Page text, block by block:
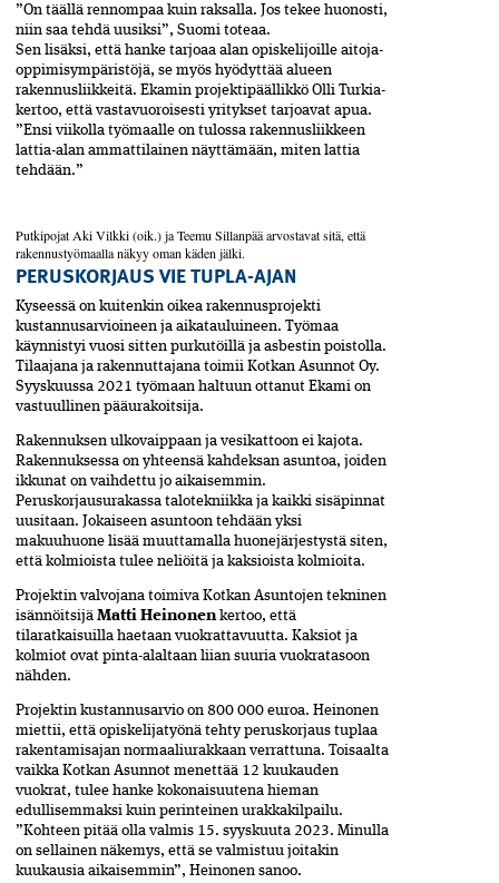
”On täällä rennompaa kuin raksalla. Jos tekee huonosti,
niin saa tehdä uusiksi”, Suomi toteaa.
Sen lisäksi, että hanke tarjoaa alan opiskelijoille­ aitoja­
oppimisympäristöjä, se myös hyödyttää ­alueen
rakennusliikkeitä. Ekamin projektipäällikkö Olli Turkia­­
kertoo, että vastavuoroisesti yritykset tarjoavat apua.
”Ensi viikolla työmaalle on tulossa rakennusliikkeen
lattia-alan ammattilainen näyttämään, miten lattia
tehdään.”
Putkipojat Aki Vilkki (oik.) ja Teemu Sillanpää arvostavat sitä, että
rakennustyömaalla näkyy oman käden jälki.
PERUSKORJAUS VIE TUPLA-AJAN
Kyseessä on kuitenkin oikea rakennusprojekti
kustannusarvioineen ja aikatauluineen. Työmaa
käynnistyi vuosi sitten purkutöillä ja asbestin poistolla.
Tilaajana ja rakennuttajana toimii Kotkan Asunnot Oy.
Syyskuussa 2021 työmaan haltuun ottanut Ekami on
vastuullinen pääurakoitsija.
Rakennuksen ulkovaippaan ja vesikattoon ei kajota.
Rakennuksessa on yhteensä kahdeksan asuntoa, joiden
ikkunat on vaihdettu jo aikaisemmin.
Peruskorjausurakassa talotekniikka ja kaikki sisäpinnat
­uusitaan. Jokaiseen asuntoon tehdään yksi
makuuhuone lisää muuttamalla huonejärjestystä siten,
että kolmioista tulee neliöitä ja kaksioista kolmioita.
Projektin valvojana toimiva Kotkan Asuntojen tekninen
isännöitsijä Matti Heinonenkertoo, että
tilaratkaisuilla haetaan vuokrattavuutta. Kaksiot ja
kolmiot ovat pinta-alaltaan liian suuria vuokratasoon
nähden.
Projektin kustannusarvio on 800 000 euroa. Heinonen
miettii, että opiskelijatyönä tehty peruskorjaus­ tuplaa
rakentamisajan normaaliurakkaan verrattuna.­ Toisaalta
vaikka Kotkan Asunnot menettää 12 kuukauden
vuokrat, tulee hanke kokonaisuutena hieman
edullisemmaksi kuin perinteinen urakkakilpailu.
”Kohteen pitää olla valmis 15. syyskuuta 2023. Minulla
on sellainen näkemys, että se valmistuu joitakin
kuukausia aikaisemmin”, Heinonen sanoo.